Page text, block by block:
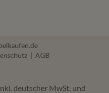
Designmöbel,
| AGB
deutscher MwSt. und